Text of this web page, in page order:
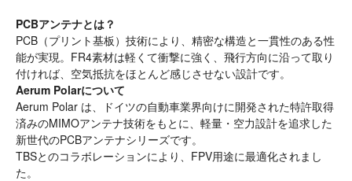
PCBアンテナとは？
PCB（プリント基板）技術により、精密な構造と一貫性のある性
能が実現。FR4素材は軽くて衝撃に強く、飛行方向に沿って取り
付ければ、空気抵抗をほとんど感じさせない設計です。
Aerum Polarについて
Aerum Polar は、ドイツの自動車業界向けに開発された特許取得
済みのMIMOアンテナ技術をもとに、軽量・空力設計を追求した
新世代のPCBアンテナシリーズです。
TBSとのコラボレーションにより、FPV用途に最適化されまし
た。